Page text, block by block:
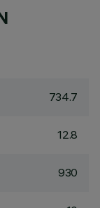
734.7
12.8
930